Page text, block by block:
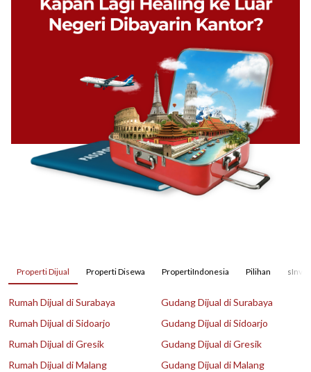
Properti Dijual Properti Disewa PropertiIndonesia Pilihan
Rumah Dijual di Surabaya
Rumah Dijual di Sidoarjo
Rumah Dijual di Gresik
Rumah Dijual di Malang
Gudang Dijual di Surabaya
Gudang Dijual di Sidoarjo
Gudang Dijual di Gresik
Gudang Dijual di Malang